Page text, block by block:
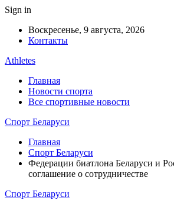
Sign in
Воскресенье, 9 августа, 2026
Контакты
Athletes
Главная
Новости спорта
Все спортивные новости
Спорт Беларуси
Главная
Спорт Беларуси
Федерации биатлона Беларуси и
соглашение о сотрудничестве
Спорт Беларуси